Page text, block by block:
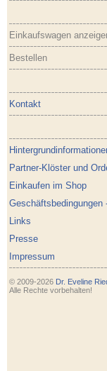
Einkaufswagen
Bestellen
Kontakt
Partner-Klöster und
Einkaufen im Shop
Geschäftsbedingungen
Links
Presse
Impressum
© 2009-2026 Dr. Eveline
Alle Rechte vorbehalten!